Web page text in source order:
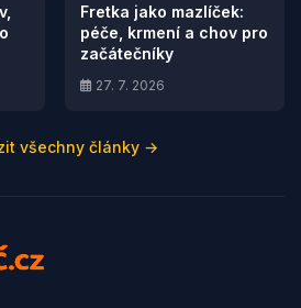
Fretka jako mazlíček:
péče, krmení a chov pro
začátečníky
27. 7. 2026
všechny články →